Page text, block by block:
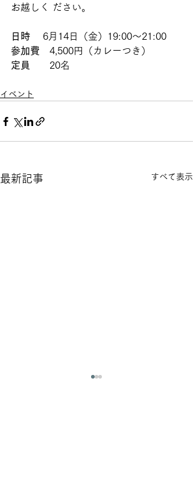
お越しく ださい。
日時 6月14日（金）19:00～21:00
参加費 4,500円（カレーつき）
定員
20名
イベント
最新記事 すべて表示